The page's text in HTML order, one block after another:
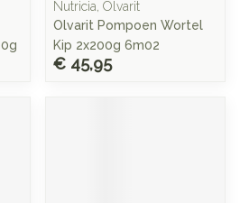
Nutricia, Olvarit
Olvarit Pompoen Wortel
Kip 2x200g 6m02
€ 45,95